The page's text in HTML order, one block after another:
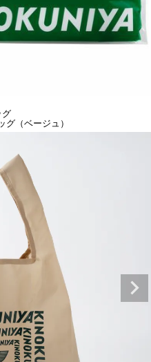
グ
（ベージュ）